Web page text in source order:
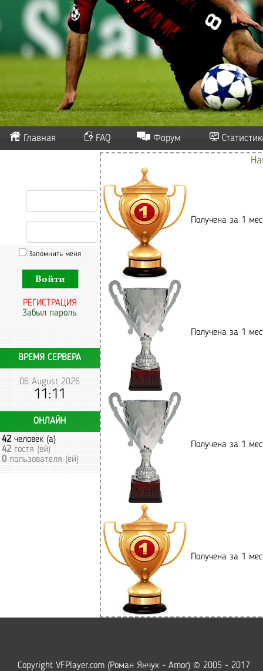
Главная FAQ Форум
Запомнить меня
РЕГИСТРАЦИЯ
Забыл пароль
ВРЕМЯ СЕРВЕРА
06 August 2026
11:11
ОНЛАЙН
42 человек (а)
42 гостя (ей)
0 пользователя (ей)
Получена за 1
Получена за 1
Получена за 1
Получена за 1
Copyright VFPlayer.com (Роман Янчук - Amor) © 2005 - 2017